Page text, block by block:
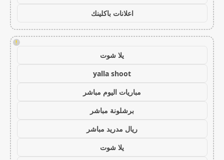
اعلانات باكلينك
!
يلا شوت
yalla shoot
مباريات اليوم مباشر
برشلونة مباشر
ريال مدريد مباشر
يلا شوت